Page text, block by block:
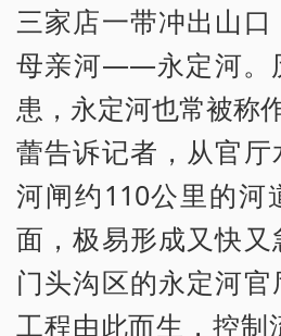
三家店一带冲出山
母亲河——永定河。
患，永定河也常被称
蕾告诉记者，从官
河闸约110公里的河
面，极易形成又快
门头沟区的永定河
工程由此而生，控制